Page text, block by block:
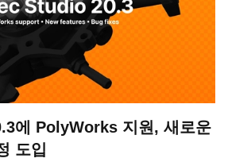
에 PolyWorks 지원, 새로운
도입